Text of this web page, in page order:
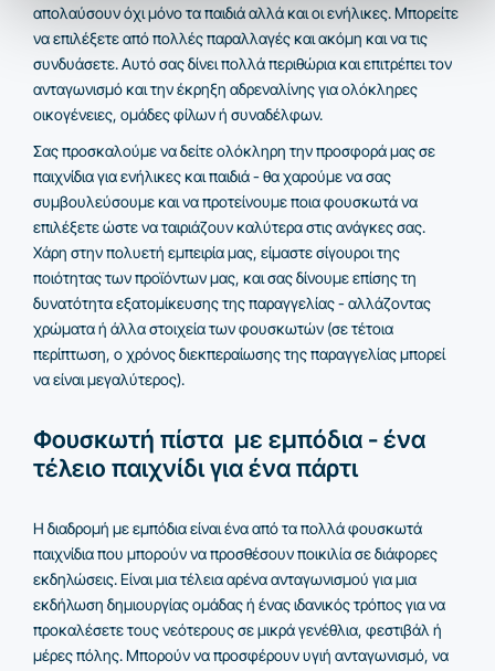
απολαύσουν όχι μόνο τα παιδιά αλλά και οι ενήλικες. Μπορείτε
να επιλέξετε από πολλές παραλλαγές και ακόμη και να τις
συνδυάσετε. Αυτό σας δίνει πολλά περιθώρια και επιτρέπει τον
ανταγωνισμό και την έκρηξη αδρεναλίνης για ολόκληρες
οικογένειες, ομάδες φίλων ή συναδέλφων.
Σας προσκαλούμε να δείτε ολόκληρη την προσφορά μας σε
παιχνίδια για ενήλικες και παιδιά - θα χαρούμε να σας
συμβουλεύσουμε και να προτείνουμε ποια φουσκωτά να
επιλέξετε ώστε να ταιριάζουν καλύτερα στις ανάγκες σας.
Χάρη στην πολυετή εμπειρία μας, είμαστε σίγουροι της
ποιότητας των προϊόντων μας, και σας δίνουμε επίσης τη
δυνατότητα εξατομίκευσης της παραγγελίας - αλλάζοντας
χρώματα ή άλλα στοιχεία των φουσκωτών (σε τέτοια
περίπτωση, ο χρόνος διεκπεραίωσης της παραγγελίας μπορεί
να είναι μεγαλύτερος).
Φουσκωτή πίστα με εμπόδια - ένα
τέλειο παιχνίδι για ένα πάρτι
Η διαδρομή με εμπόδια είναι ένα από τα πολλά φουσκωτά
παιχνίδια που μπορούν να προσθέσουν ποικιλία σε διάφορες
εκδηλώσεις. Είναι μια τέλεια αρένα ανταγωνισμού για μια
εκδήλωση δημιουργίας ομάδας ή ένας ιδανικός τρόπος για να
προκαλέσετε τους νεότερους σε μικρά γενέθλια, φεστιβάλ ή
μέρες πόλης. Μπορούν να προσφέρουν υγιή ανταγωνισμό, να